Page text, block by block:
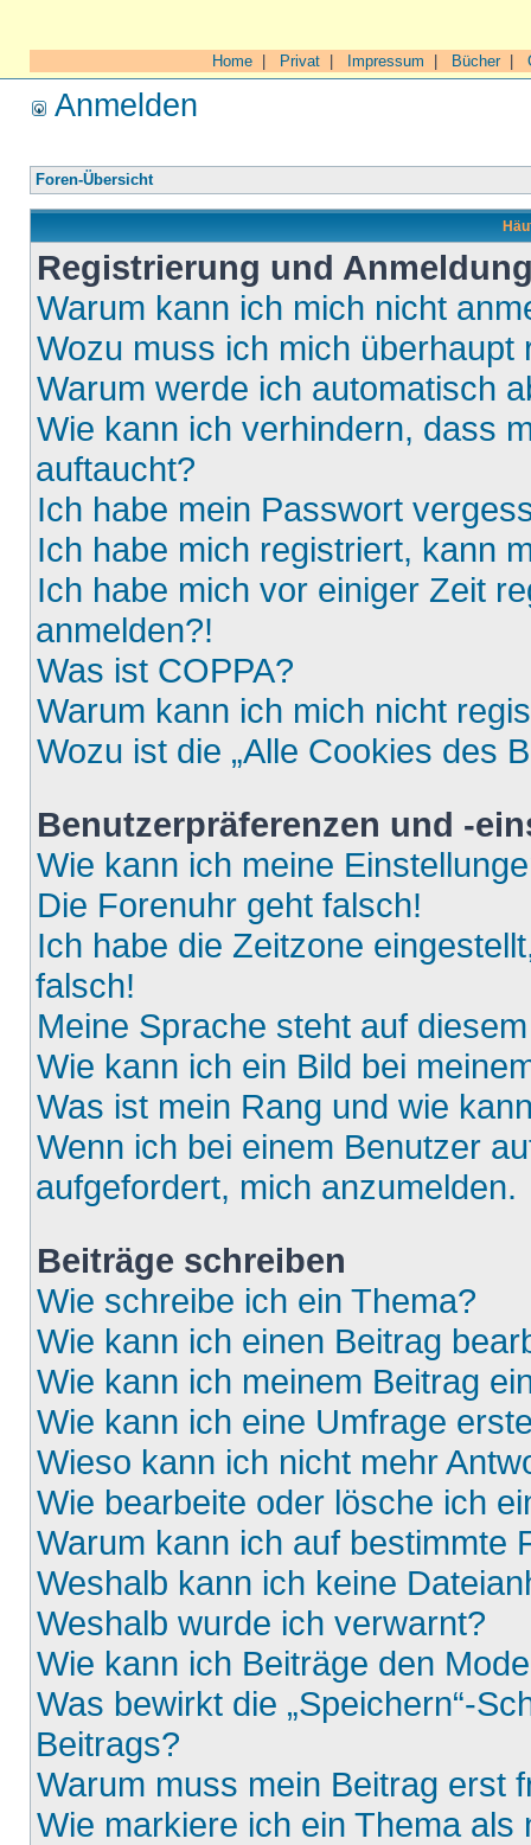
Home Privat Impressum Bücher|
Anmelden
Foren-Übersicht
Registrierung und
Warum kann ich mich nicht
Wozu muss ich mich überhaupt
Warum werde ich automatisch
Wie kann ich verhindern, dass
auftaucht?
Ich habe mein Passwort
Ich habe mich registriert, kann
Ich habe mich vor einiger Zeit
anmelden?!
Was ist COPPA?
Warum kann ich mich nicht
Wozu ist die „Alle Cookies des
Benutzerpräferenzen und -
Wie kann ich meine
Die Forenuhr geht falsch!
Ich habe die Zeitzone
falsch!
Meine Sprache steht auf
Wie kann ich ein Bild bei
Was ist mein Rang und wie
Wenn ich bei einem Benutzer
aufgefordert, mich anzumelden.
Beiträge schreiben
Wie schreibe ich ein Thema?
Wie kann ich einen Beitrag
Wie kann ich meinem Beitrag
Wie kann ich eine Umfrage
Wieso kann ich nicht mehr
Wie bearbeite oder lösche ich
Warum kann ich auf bestimmte
Weshalb kann ich keine
Weshalb wurde ich verwarnt?
Wie kann ich Beiträge den
Was bewirkt die „Speichern“-
Beitrags?
Warum muss mein Beitrag erst
Wie markiere ich ein Thema als